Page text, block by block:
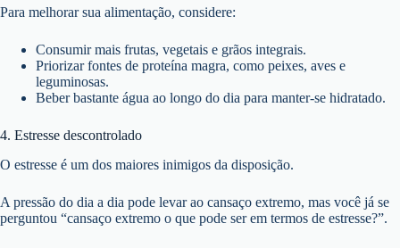
Para melhorar sua alimentação, considere:
Consumir mais frutas, vegetais e grãos integrais.
Priorizar fontes de proteína magra, como peixes, aves e
leguminosas.
Beber bastante água ao longo do dia para manter-se hidratado.
4. Estresse descontrolado
O estresse é um dos maiores inimigos da disposição.
A pressão do dia a dia pode levar ao cansaço extremo, mas você já se
perguntou “cansaço extremo o que pode ser em termos de estresse?”.